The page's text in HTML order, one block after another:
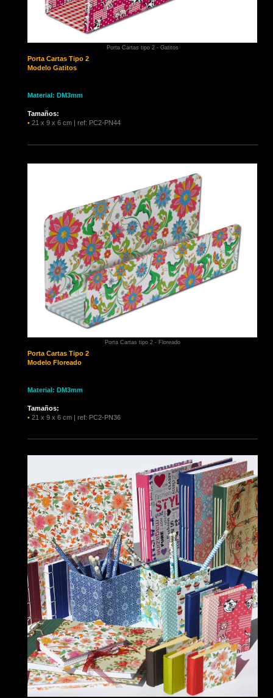
Porta Cartas tipo 2 - Gatitos
Porta Cartas Tipo 2
Modelo Gatitos
Material: DM3mm
Tamaños:
• 21 x 9 x 6 cm | ref: PC2-PN44
Porta Cartas tipo 2 - Floreado
Porta Cartas Tipo 2
Modelo Floreado
Material: DM3mm
Tamaños:
• 21 x 9 x 6 cm | ref: PC2-PN36